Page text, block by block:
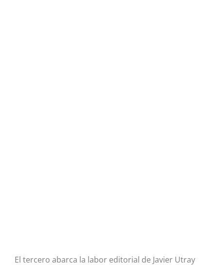
El tercero abarca la labor editorial de Javier Utray